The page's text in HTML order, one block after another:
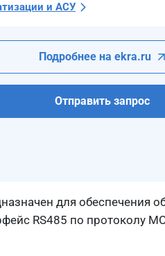
и АСУ
Подробнее на ekra.ru
Отправить запрос
для
RS485 по протоколу